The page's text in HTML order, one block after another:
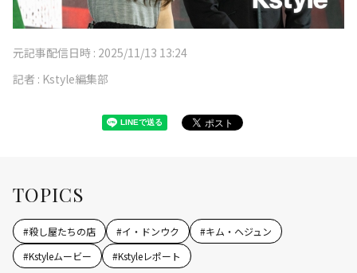
元記事配信日時 : 2025/11/13 13:24
記者 : Kstyle編集部
TOPICS
#殺し屋たちの店 #イ・ドンウク #キム・ヘジュン
#Kstyleムービー #Kstyleレポート